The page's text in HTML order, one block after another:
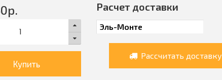
р.
Купить
Расчет доставки
Рассчитать доставку